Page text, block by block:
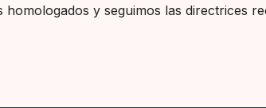
homologados y seguimos las directrices